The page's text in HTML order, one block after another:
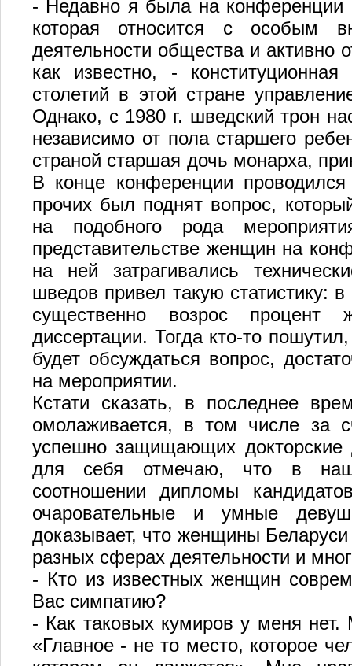
- Недавно я была на
которая относится с особым
деятельности общества и активно
как известно, -
столетий в этой стране
Однако, с 1980 г. шведский трон
независимо от пола старшего
страной старшая дочь монарха,
В конце конференции
прочих был поднят вопрос,
на подобного рода
представительстве женщин на
на ней затрагивались
шведов привел такую статистику:
существенно возрос процент
диссертации. Тогда кто-то
будет обсуждаться вопрос,
на мероприятии.
Кстати сказать, в последнее
омолаживается, в том числе за
успешно защищающих докторские
для себя отмечаю, что в
соотношении дипломы
очаровательные и умные
доказывает, что женщины
разных сферах деятельности и
- Кто из известных женщин
Вас симпатию?
- Как таковых кумиров у меня
«Главное - не то место, которое